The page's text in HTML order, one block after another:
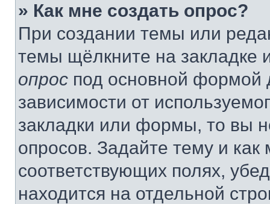
» Как мне создать опрос?
При создании темы или
темы щёлкните на
опрос под основной формой
зависимости от
закладки или формы, то вы
опросов. Задайте тему и
соответствующих полях,
находится на отдельной